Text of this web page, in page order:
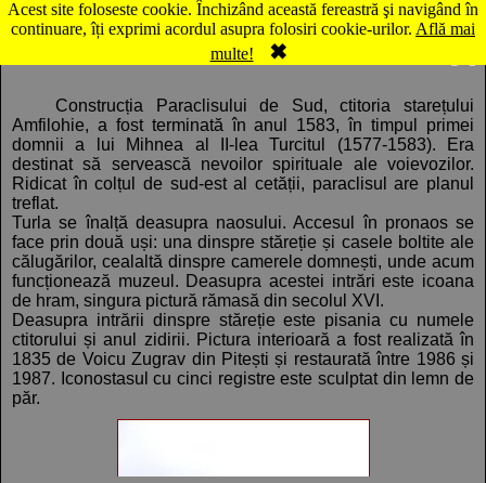
Acest site foloseste cookie. Închizând această fereastră şi navigând în
continuare, îți exprimi acordul asupra folosiri cookie-urilor. Află mai
multe!
✖
Hartă Călimăneşti: Mănăstirea Cozia, Paraclisul de Sud
Construcția Paraclisului de Sud, ctitoria starețului
Amfilohie, a fost terminată în anul 1583, în timpul primei
domnii a lui Mihnea al II-lea Turcitul (1577-1583). Era
destinat să servească nevoilor spirituale ale voievozilor.
Ridicat în colțul de sud-est al cetății, paraclisul are planul
treflat.
Turla se înalță deasupra naosului. Accesul în pronaos se
face prin două uși: una dinspre stăreție și casele boltite ale
călugărilor, cealaltă dinspre camerele domnești, unde acum
funcționează muzeul. Deasupra acestei intrări este icoana
de hram, singura pictură rămasă din secolul XVI.
Deasupra intrării dinspre stăreție este pisania cu numele
ctitorului și anul zidirii. Pictura interioară a fost realizată în
1835 de Voicu Zugrav din Pitești și restaurată între 1986 și
1987. Iconostasul cu cinci registre este sculptat din lemn de
păr.
Comentarii